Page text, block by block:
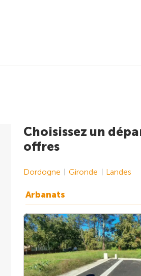
Choisissez un
offres
Dordogne Gironde Landes
Arbanats